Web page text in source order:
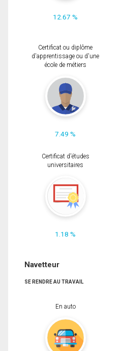
12.67 %
Certificat ou diplôme
d'apprentissage ou d'une
école de métiers
7.49 %
Certificat d'études
universitaires
1.18 %
Navetteur
SE RENDRE AU TRAVAIL
En auto